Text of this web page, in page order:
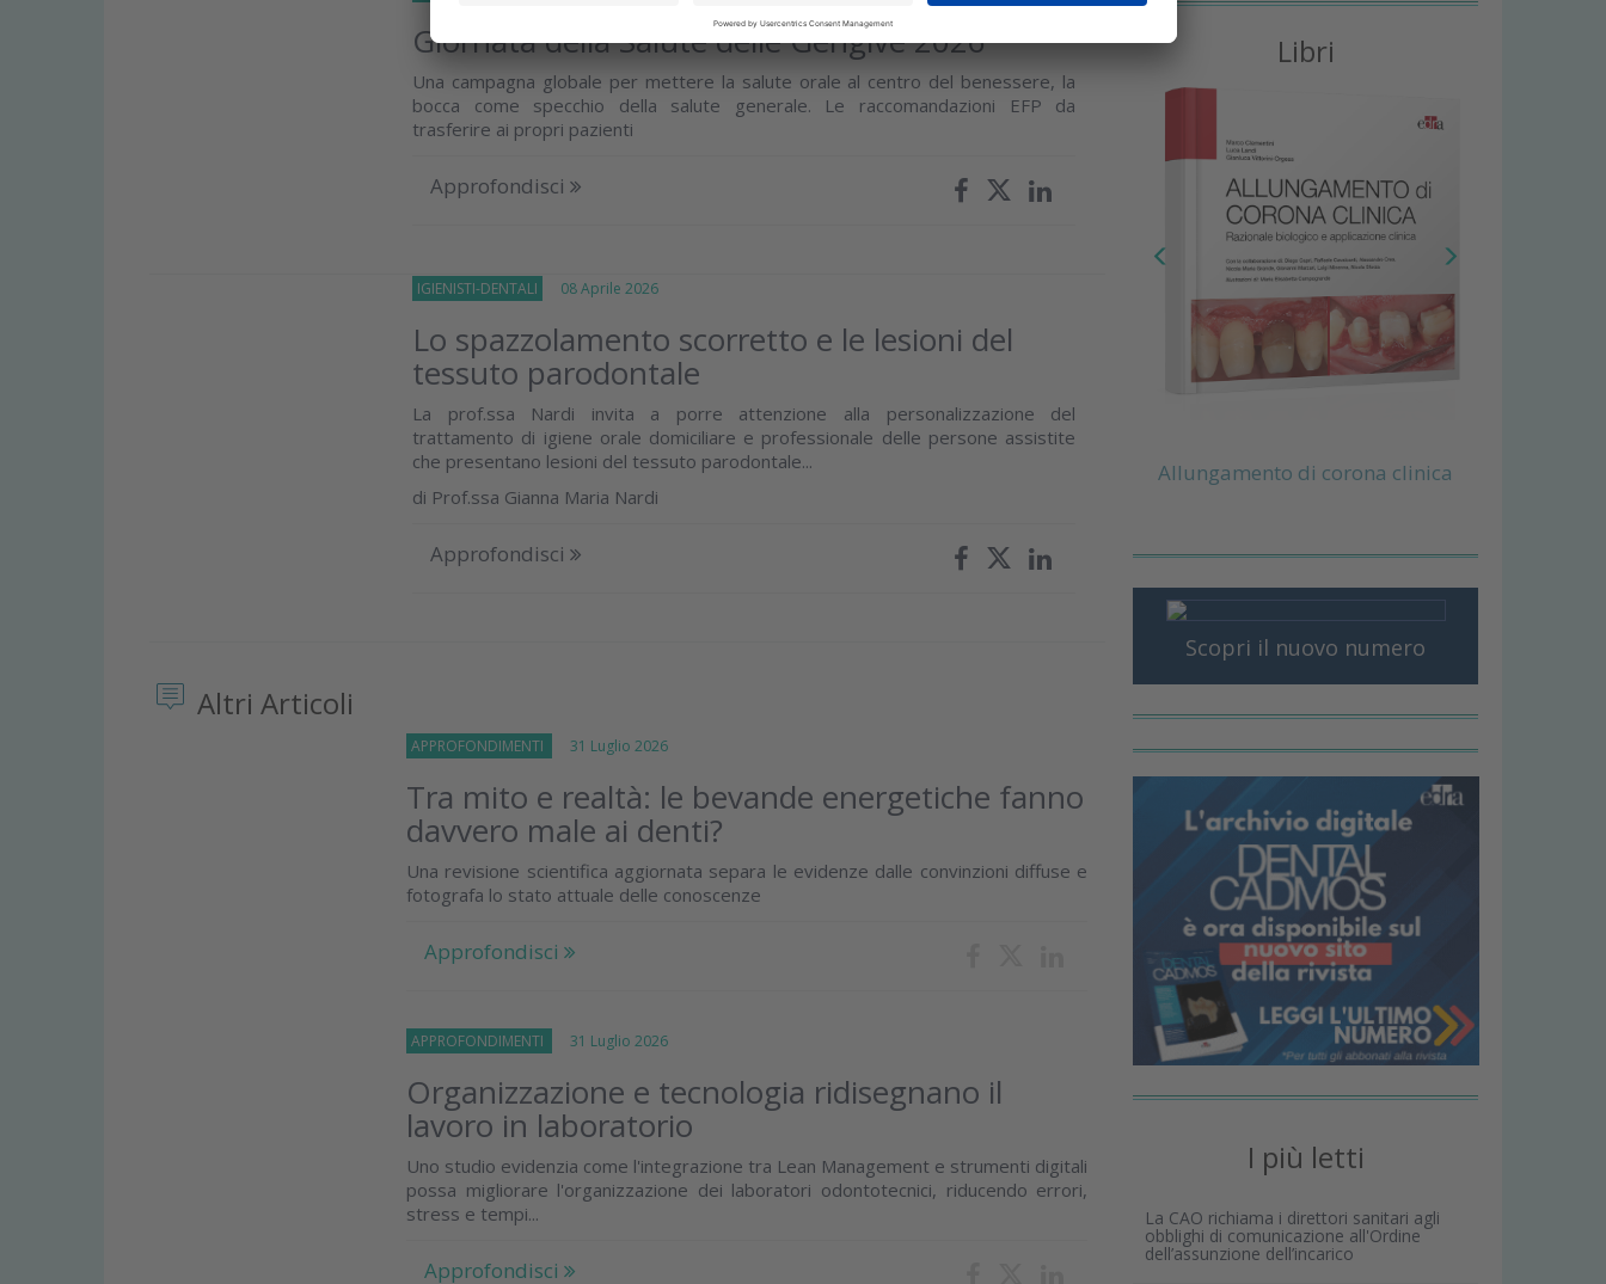
Giornata della Salute delle Gengive 2026
Una campagna globale per mettere la salute orale al centro del benessere, la
bocca come specchio della salute generale. Le raccomandazioni EFP da
trasferire ai propri pazienti
Approfondisci
IGIENISTI-DENTALI 08 Aprile 2026
Lo spazzolamento scorretto e le lesioni del
tessuto parodontale
La prof.ssa Nardi invita a porre attenzione alla personalizzazione del
trattamento di igiene orale domiciliare e professionale delle persone assistite
che presentano lesioni del tessuto parodontale...
di Prof.ssa Gianna Maria Nardi
Approfondisci
Altri Articoli
APPROFONDIMENTI 31 Luglio 2026
Tra mito e realtà: le bevande energetiche fanno
davvero male ai denti?
Una revisione scientifica aggiornata separa le evidenze dalle convinzioni diffuse e
fotografa lo stato attuale delle conoscenze
Approfondisci
APPROFONDIMENTI 31 Luglio 2026
Organizzazione e tecnologia ridisegnano il
lavoro in laboratorio
Uno studio evidenzia come l'integrazione tra Lean Management e strumenti digitali
possa migliorare l'organizzazione dei laboratori odontotecnici, riducendo errori,
stress e tempi...
Approfondisci
Libri
Allungamento di corona clinica
Scopri il nuovo numero
I più letti
La CAO richiama i direttori sanitari agli
obblighi di comunicazione all'Ordine
dell’assunzione dell’incarico